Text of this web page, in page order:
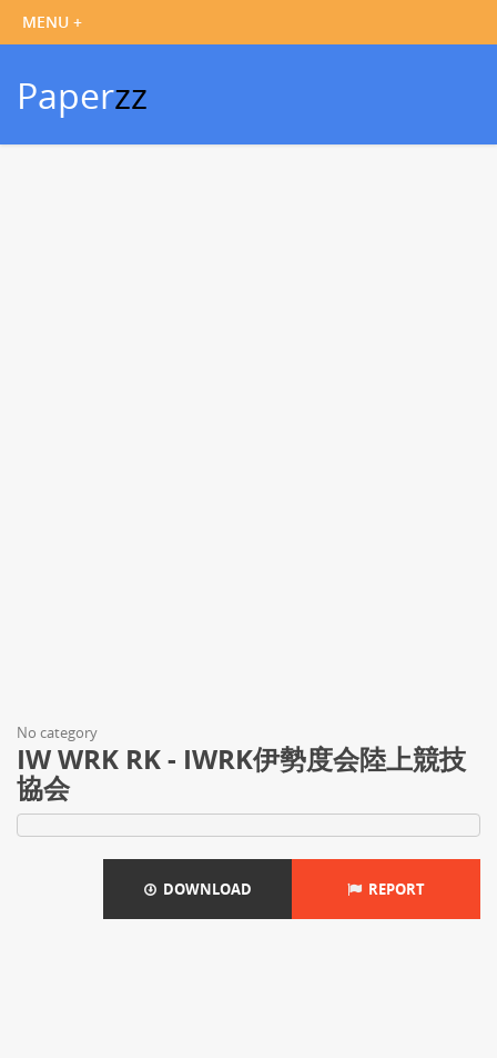
Paperzz
No category
IW WRK RK - IWRK伊勢度会陸上競技
協会
DOWNLOAD REPORT